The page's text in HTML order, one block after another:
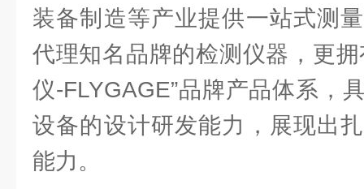
装备制造等产业提供一站式测
代理知名品牌的检测仪器，更
仪-FLYGAGE”品牌产品体系，
设备的设计研发能力，展现出
能力。